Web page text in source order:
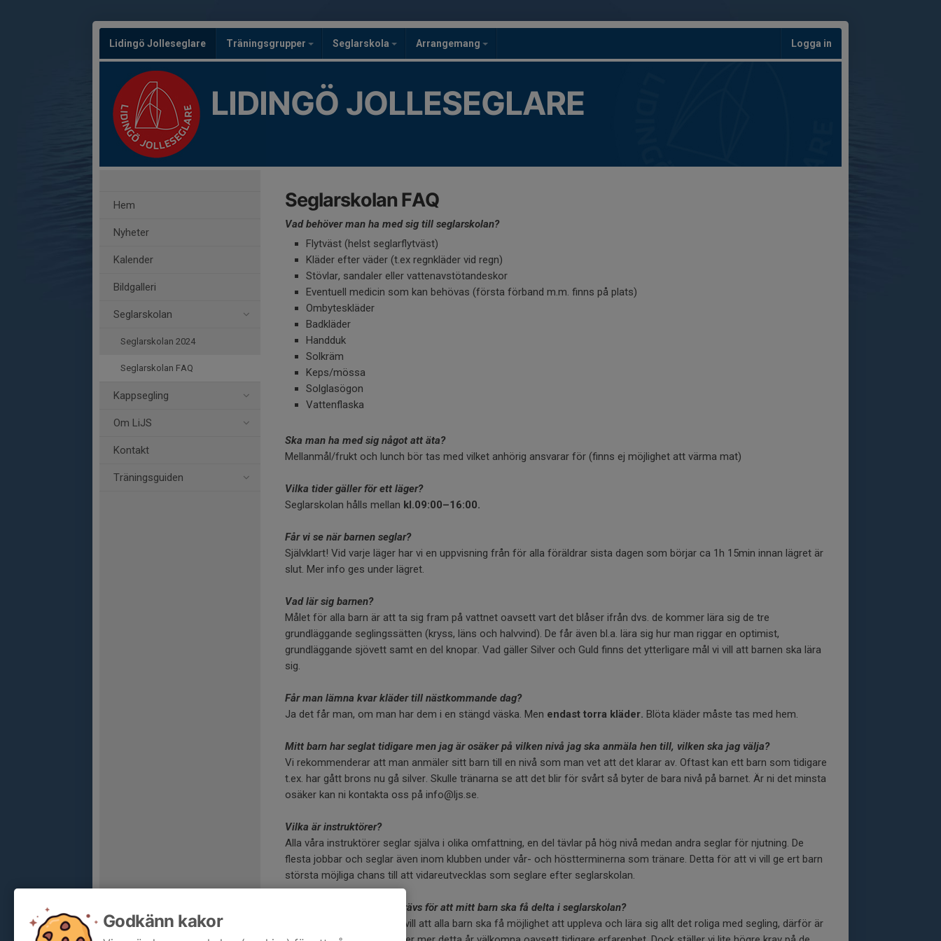
Lidingö Jolleseglare Träningsgrupper Seglarskola Arrangemang Logga in
LIDINGÖ JOLLESEGLARE
Hem
Nyheter
Kalender
Bildgalleri
Seglarskolan
Seglarskolan 2024
Seglarskolan FAQ
Kappsegling
Om LiJS
Kontakt
Träningsguiden
Seglarskolan FAQ
Vad behöver man ha med sig till seglarskolan?
Flytväst (helst seglarflytväst)
Kläder efter väder (t.ex regnkläder vid regn)
Stövlar, sandaler eller vattenavstötandeskor
Eventuell medicin som kan behövas (första förband m.m. finns på plats)
Ombyteskläder
Badkläder
Handduk
Solkräm
Keps/mössa
Solglasögon
Vattenflaska
Ska man ha med sig något att äta?
Mellanmål/frukt och lunch bör tas med vilket anhörig ansvarar för (finns ej möjlighet att värma mat)
Vilka tider gäller för ett läger?
Seglarskolan hålls mellan kl.09:00–16:00.
Får vi se när barnen seglar?
Självklart! Vid varje läger har vi en uppvisning från för alla föräldrar sista dagen som börjar ca 1h 15min innan lägret är
slut. Mer info ges under lägret.
Vad lär sig barnen?
Målet för alla barn är att ta sig fram på vattnet oavsett vart det blåser ifrån dvs. de kommer lära sig de tre
grundläggande seglingssätten (kryss, läns och halvvind). De får även bl.a. lära sig hur man riggar en optimist,
grundläggande sjövett samt en del knopar. Vad gäller Silver och Guld finns det ytterligare mål vi vill att barnen ska lära
sig.
Får man lämna kvar kläder till nästkommande dag?
Ja det får man, om man har dem i en stängd väska. Men endast torra kläder. Blöta kläder måste tas med hem.
Mitt barn har seglat tidigare men jag är osäker på vilken nivå jag ska anmäla hen till, vilken ska jag välja?
Vi rekommenderar att man anmäler sitt barn till en nivå som man vet att det klarar av. Oftast kan ett barn som tidigare
t.ex. har gått brons nu gå silver. Skulle tränarna se att det blir för svårt så byter de bara nivå på barnet. Är ni det minsta
osäker kan ni kontakta oss på info@ljs.se.
Vilka är instruktörer?
Alla våra instruktörer seglar själva i olika omfattning, en del tävlar på hög nivå medan andra seglar för njutning. De
flesta jobbar och seglar även inom klubben under vår- och höstterminerna som tränare. Detta för att vi vill ge ert barn
största möjliga chans till att vidareutvecklas som seglare efter seglarskolan.
Vilken typ av erfarenhet krävs för att mitt barn ska få delta i seglarskolan?
Vi på Lidingö Jolleseglare vill att alla barn ska få möjlighet att uppleva och lära sig allt det roliga med segling, därför är
Godkänn kakor